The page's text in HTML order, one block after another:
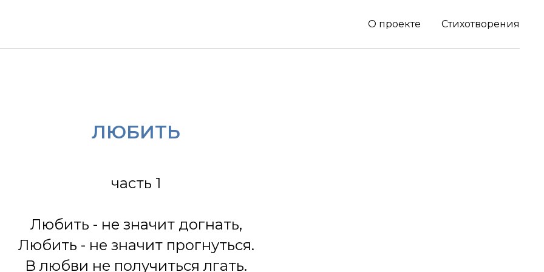
О проекте Стихотворения
ЛЮБИТЬ
часть 1
Любить - не значит догнать,
Любить - не значит прогнуться.
В любви не получиться лгать.